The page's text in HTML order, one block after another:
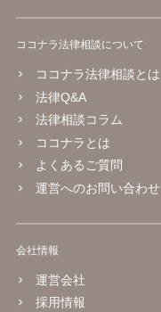
ココナラ法律相談について
ココナラ法律相談とは
法律Q&A
法律相談コラム
ココナラとは
よくあるご質問
運営へのお問い合わせ
会社情報
運営会社
採用情報